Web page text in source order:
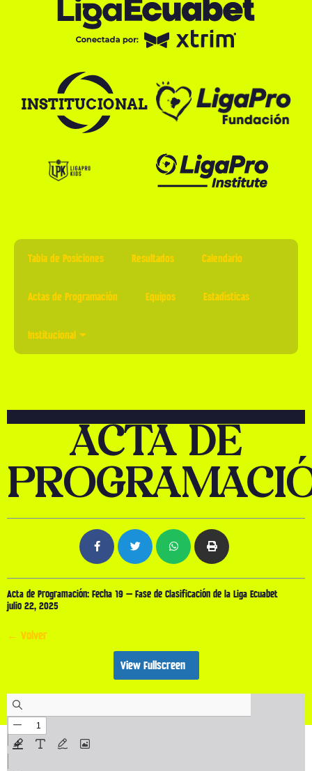
Tabla de Posiciones Resultados Calendario
Actas de Programación Equipos Estadísticas
Institucional
ACTA DE
Acta de Programación: Fecha 19 – Fase de Clasificación de la Liga Ecuabet
julio 22, 2025
← Volver
View Fullscreen